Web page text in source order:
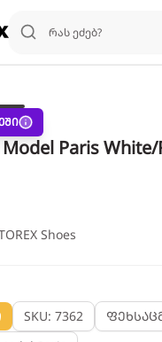
Paris White/
Shoes
SKU: 7362